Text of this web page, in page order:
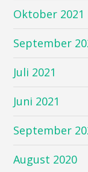
Oktober 2021
September
Juli 2021
Juni 2021
September
August 2020